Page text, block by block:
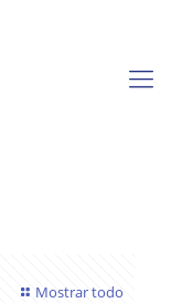
Mostrar todo